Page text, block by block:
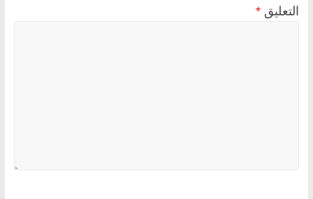
التعليق *